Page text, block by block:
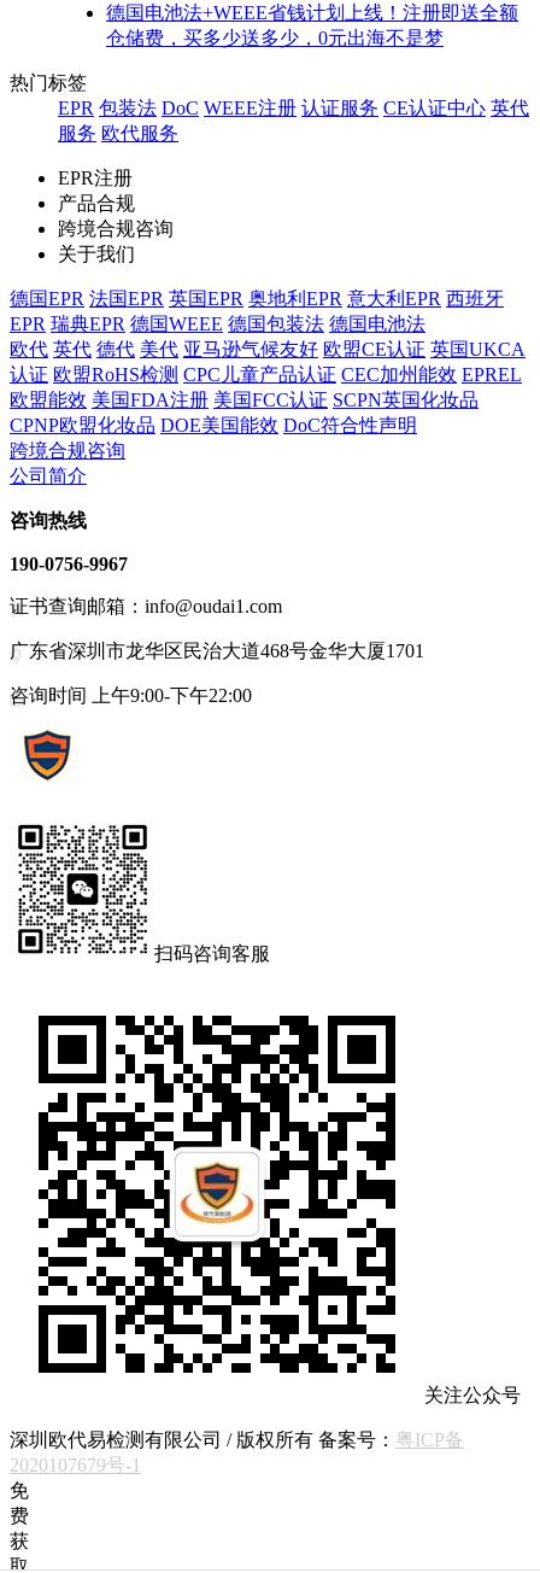
德国电池法+WEEE省钱计划上线！注册即送全额
仓储费，买多少送多少，0元出海不是梦
热门标签
EPR 包装法 DoC WEEE注册 认证服务 CE认证中心 英代
服务 欧代服务
EPR注册
产品合规
跨境合规咨询
关于我们
德国EPR 法国EPR 英国EPR 奥地利EPR 意大利EPR 西班牙
EPR 瑞典EPR 德国WEEE 德国包装法 德国电池法
欧代 英代 德代 美代 亚马逊气候友好 欧盟CE认证 英国UKCA
认证 欧盟RoHS检测 CPC儿童产品认证 CEC加州能效 EPREL
欧盟能效 美国FDA注册 美国FCC认证 SCPN英国化妆品
CPNP欧盟化妆品 DOE美国能效 DoC符合性声明
跨境合规咨询
公司简介
咨询热线
190-0756-9967
证书查询邮箱：info@oudai1.com
广东省深圳市龙华区民治大道468号金华大厦1701
咨询时间 上午9:00-下午22:00
扫码咨询客服
关注公众号
深圳欧代易检测有限公司 / 版权所有 备案号： 粤ICP备
2020107679号-1
免
费
获
取